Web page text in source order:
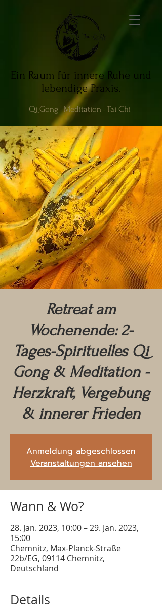
Ein Raum für innere Ruhe und
lebendige Praxis.
Qi Gong · Meditation · Tai Chi
Retreat am
Wochenende: 2-
Tages-Spirituelles Qi
Gong & Meditation -
Herzkraft, Vergebung
& innerer Frieden
Anmeldung abgeschlossen
Veranstaltungen ansehen
Wann & Wo?
28. Jan. 2023, 10:00 – 29. Jan. 2023,
15:00
Chemnitz, Max-Planck-Straße
22b/EG, 09114 Chemnitz,
Deutschland
Details